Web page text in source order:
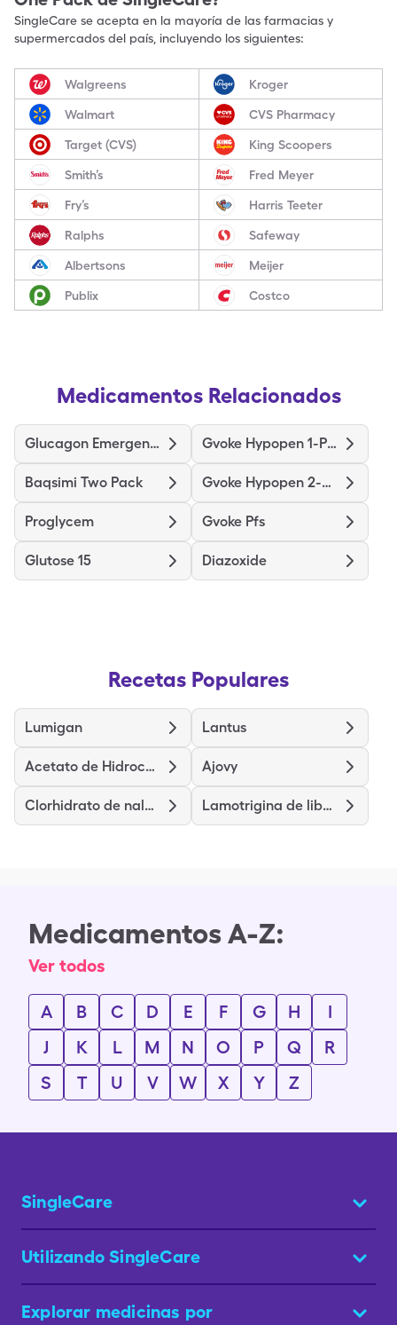
SingleCare se acepta en la mayoría de las farmacias y
supermercados del país, incluyendo los siguientes:
Walgreens Kroger
Walmart CVS Pharmacy
Target (CVS) King Scoopers
Smith’s Fred Meyer
Fry’s Harris Teeter
Ralphs Safeway
Albertsons Meijer
Publix Costco
Medicamentos Relacionados
Glucagon Emergency Gvoke Hypopen 1-Pack
Baqsimi Two Pack Gvoke Hypopen 2-Pack
Proglycem Gvoke Pfs
Glutose 15 Diazoxide
Recetas Populares
Lumigan Lantus
Acetato de Hidrocortisona Ajovy
Clorhidrato de naloxona Lamotrigina de liberación prolongada
Medicamentos A-Z:
Ver todos
A B C D E F G H
I
J
K L M N O P Q
R
S
T U V W X Y Z
SingleCare
Utilizando SingleCare
Explorar medicinas por